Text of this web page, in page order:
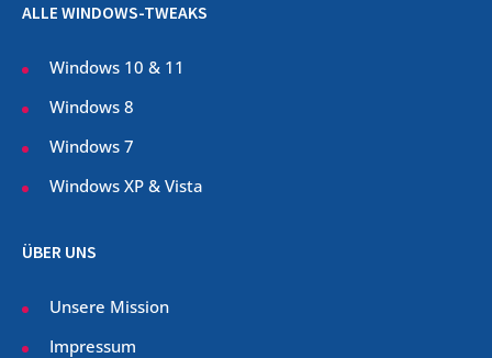
ALLE WINDOWS-TWEAKS
Windows 10 & 11
Windows 8
Windows 7
Windows XP & Vista
ÜBER UNS
Unsere Mission
Impressum